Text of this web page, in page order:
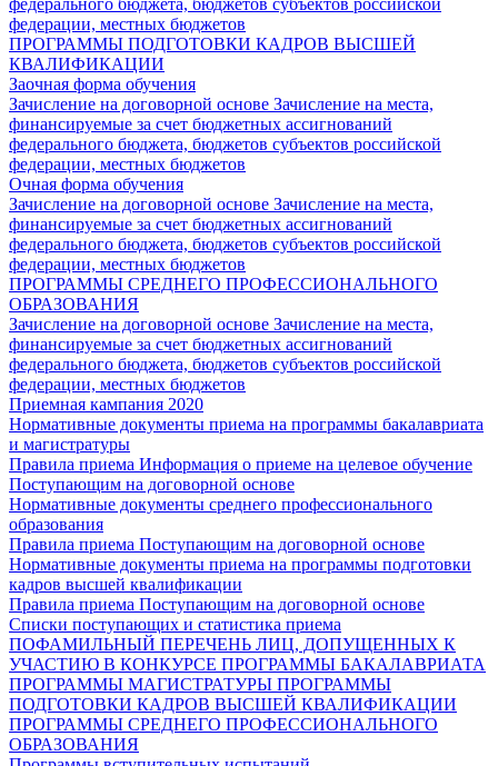
федерации, местных бюджетов
ПРОГРАММЫ ПОДГОТОВКИ КАДРОВ ВЫСШЕЙ
КВАЛИФИКАЦИИ
Заочная форма обучения
Зачисление на договорной основе Зачисление на места,
финансируемые за счет бюджетных ассигнований
федерального бюджета, бюджетов субъектов российской
федерации, местных бюджетов
Очная форма обучения
Зачисление на договорной основе Зачисление на места,
финансируемые за счет бюджетных ассигнований
федерального бюджета, бюджетов субъектов российской
федерации, местных бюджетов
ПРОГРАММЫ СРЕДНЕГО ПРОФЕССИОНАЛЬНОГО
ОБРАЗОВАНИЯ
Зачисление на договорной основе Зачисление на места,
финансируемые за счет бюджетных ассигнований
федерального бюджета, бюджетов субъектов российской
федерации, местных бюджетов
Приемная кампания 2020
Нормативные документы приема на программы бакалавриата
и магистратуры
Правила приема Информация о приеме на целевое обучение
Поступающим на договорной основе
Нормативные документы среднего профессионального
образования
Правила приема Поступающим на договорной основе
Нормативные документы приема на программы подготовки
кадров высшей квалификации
Правила приема Поступающим на договорной основе
Списки поступающих и статистика приема
ПОФАМИЛЬНЫЙ ПЕРЕЧЕНЬ ЛИЦ, ДОПУЩЕННЫХ К
УЧАСТИЮ В КОНКУРСЕ ПРОГРАММЫ БАКАЛАВРИАТА
ПРОГРАММЫ МАГИСТРАТУРЫ ПРОГРАММЫ
ПОДГОТОВКИ КАДРОВ ВЫСШЕЙ КВАЛИФИКАЦИИ
ПРОГРАММЫ СРЕДНЕГО ПРОФЕССИОНАЛЬНОГО
ОБРАЗОВАНИЯ